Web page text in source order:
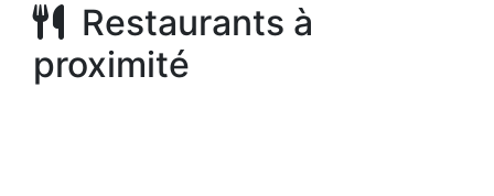
Restaurants à
proximité